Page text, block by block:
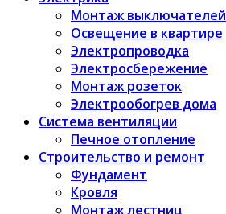
Монтаж выключателей
Освещение в квартире
Электропроводка
Электросбережение
Монтаж розеток
Электрообогрев дома
Система вентиляции
Печное отопление
Строительство и ремонт
Фундамент
Кровля
Монтаж лестниц